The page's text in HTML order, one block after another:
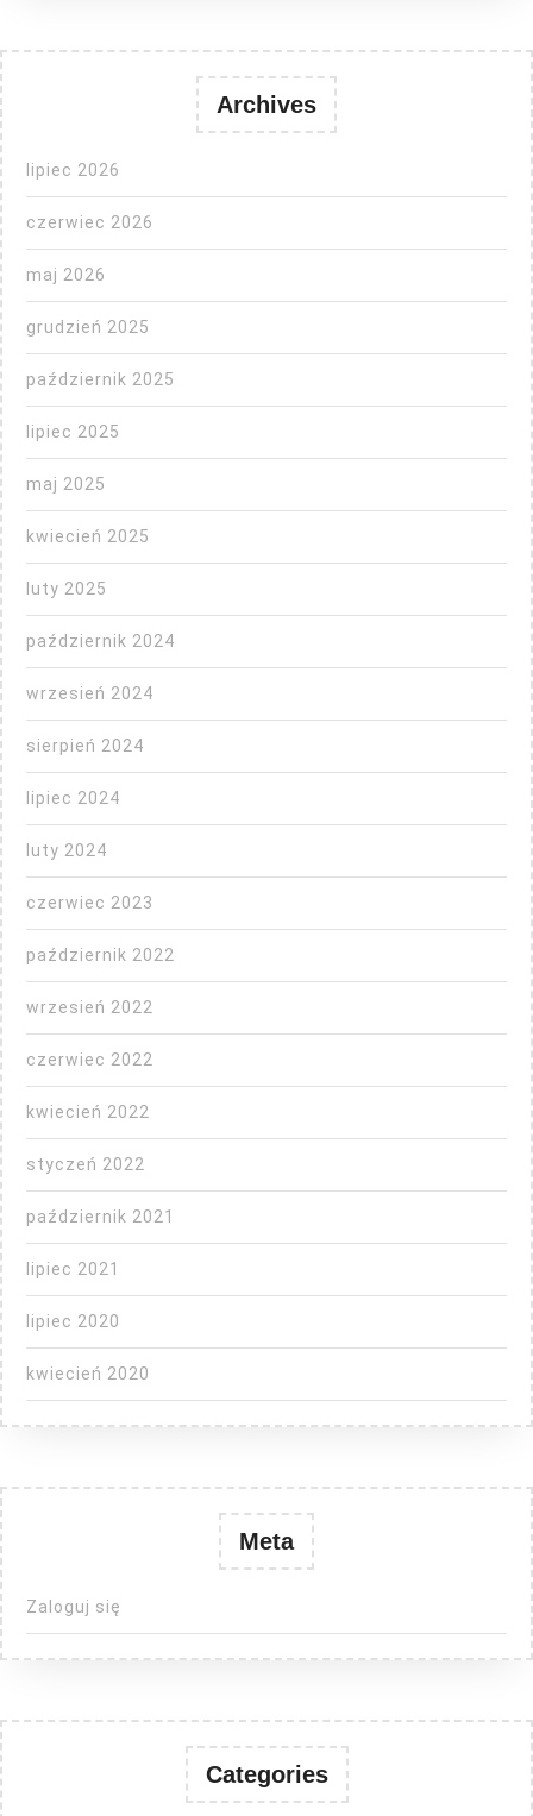
Archives
lipiec 2026
czerwiec 2026
maj 2026
grudzień 2025
październik 2025
lipiec 2025
maj 2025
kwiecień 2025
luty 2025
październik 2024
wrzesień 2024
sierpień 2024
lipiec 2024
luty 2024
czerwiec 2023
październik 2022
wrzesień 2022
czerwiec 2022
kwiecień 2022
styczeń 2022
październik 2021
lipiec 2021
lipiec 2020
kwiecień 2020
Meta
Zaloguj się
Categories